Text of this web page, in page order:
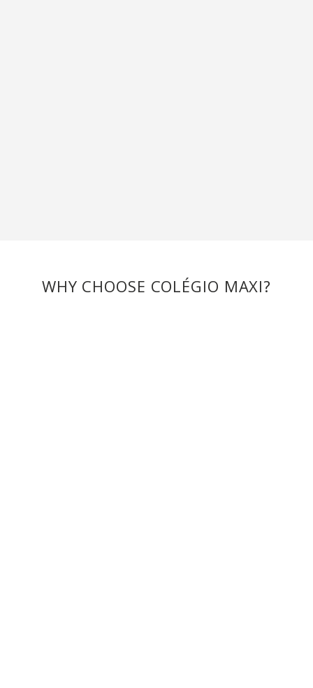
WHY CHOOSE COLÉGIO MAXI?